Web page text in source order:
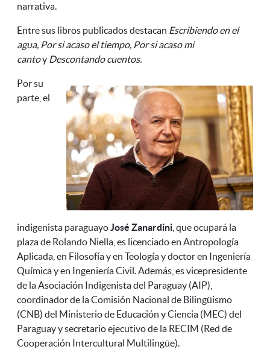
narrativa.
Entre sus libros publicados destacan Escribiendo en el
agua, Por si acaso el tiempo, Por si acaso mi
cantoy Descontando cuentos.
Por su
parte, el
indigenista paraguayoJosé Zanardini , que ocupará la
plaza de Rolando Niella, es licenciado en Antropología
Aplicada, en Filosofía y en Teología y doctor en Ingeniería
Química y en Ingeniería Civil.Además, es vicepresidente
de la Asociación Indigenista del Paraguay (AIP),
coordinador de la Comisión Nacional de Bilingüismo
(CNB) del Ministerio de Educación y Ciencia (MEC) del
Paraguay y secretario ejecutivo de la RECIM (Red de
Cooperación Intercultural Multilingüe).